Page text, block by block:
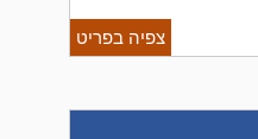
צפיה בפריט